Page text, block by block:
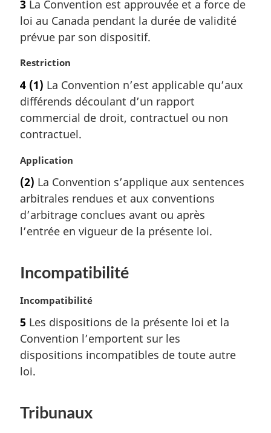
t
e
m
r
i
n
a
e
:
3 La Convention est approuvée et a force de
loi au Canada pendant la durée de validité
prévue par son dispositif.
N
t
e
m
a
g
n
a
e
:
Restriction
4 (1) La Convention n’est applicable qu’aux
différends découlant d’un rapport
commercial de droit, contractuel ou non
contractuel.
N
t
e
m
a
i
n
l
e
:
Application
(2) La Convention s’applique aux sentences
arbitrales rendues et aux conventions
d’arbitrage conclues avant ou après
l’entrée en vigueur de la présente loi.
Incompatibilité
N
t
e
m
a
i
n
Incompatibilité
5 Les dispositions de la présente loi et la
Convention l’emportent sur les
dispositions incompatibles de toute autre
loi.
Tribunaux